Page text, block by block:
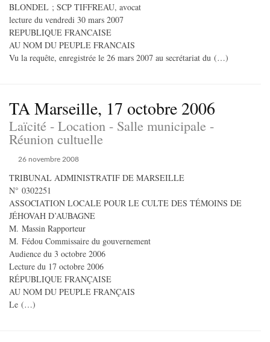
BLONDEL ; SCP TIFFREAU, avocat
lecture du vendredi 30 mars 2007
REPUBLIQUE FRANCAISE
AU NOM DU PEUPLE FRANCAIS
Vu la requête, enregistrée le 26 mars 2007 au secrétariat du (…)
TA Marseille, 17 octobre 2006
Laïcité - Location - Salle municipale -
Réunion cultuelle
26 novembre 2008
TRIBUNAL ADMINISTRATIF DE MARSEILLE
N° 0302251
ASSOCIATION LOCALE POUR LE CULTE DES TÉMOINS DE
JÉHOVAH D’AUBAGNE
M. Massin Rapporteur
M. Fédou Commissaire du gouvernement
Audience du 3 octobre 2006
Lecture du 17 octobre 2006
RÉPUBLIQUE FRANÇAISE
AU NOM DU PEUPLE FRANÇAIS
Le (…)